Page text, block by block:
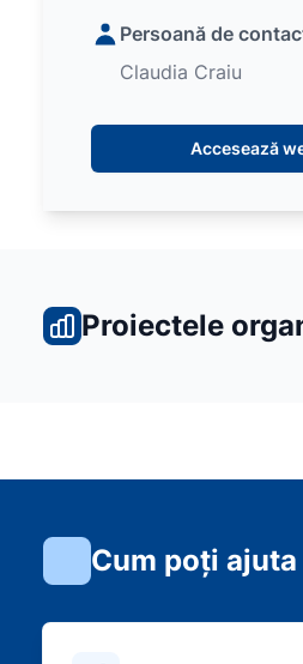
Persoană de
Claudia Craiu
Accesează
Proiectele
Cum poți ajuta